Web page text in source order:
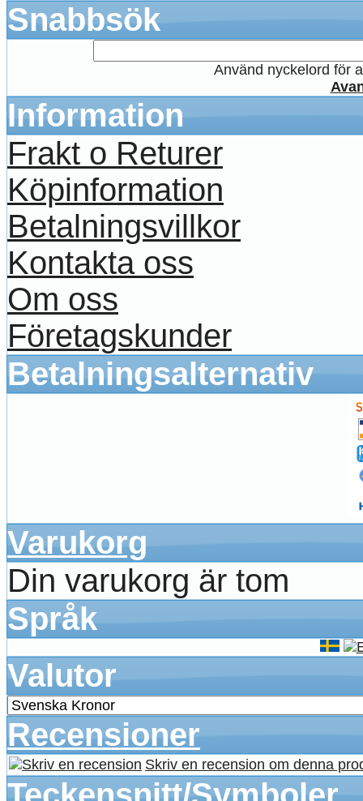
Snabbsök
Använd nyckelord för
Information
Frakt o Returer
Köpinformation
Betalningsvillkor
Kontakta oss
Om oss
Företagskunder
Betalningsalternativ
Varukorg
Din varukorg är tom
Språk
Valutor
Recensioner
Skriv en recension om denna